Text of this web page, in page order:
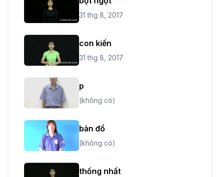
31 thg 8, 2017
con kiến
31 thg 8, 2017
p
(không có)
bản đồ
(không có)
thống nhất